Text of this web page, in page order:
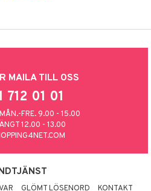
MAILA TILL OSS
712 01 01
FRE. 9.00 - 15.00
12.00 - 13.00
GLÖMT LÖSENORD
KONTAKT